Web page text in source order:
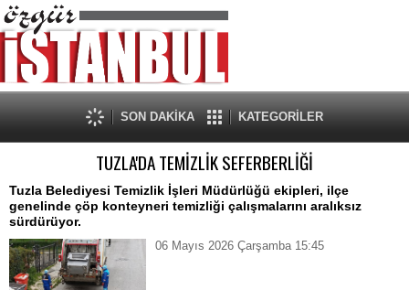
SON DAKİKA KATEGORİLER
TUZLA'DA TEMİZLİK SEFERBERLİĞİ
Tuzla Belediyesi Temizlik İşleri Müdürlüğü ekipleri, ilçe
genelinde çöp konteyneri temizliği çalışmalarını aralıksız
sürdürüyor.
06 Mayıs 2026 Çarşamba 15:45